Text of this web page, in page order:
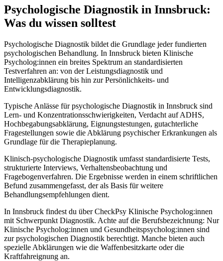
Psychologische Diagnostik in Innsbruck:
Was du wissen solltest
Psychologische Diagnostik bildet die Grundlage jeder fundierten
psychologischen Behandlung. In Innsbruck bieten Klinische
Psycholog:innen ein breites Spektrum an standardisierten
Testverfahren an: von der Leistungsdiagnostik und
Intelligenzabklärung bis hin zur Persönlichkeits- und
Entwicklungsdiagnostik.
Typische Anlässe für psychologische Diagnostik in Innsbruck sind
Lern- und Konzentrationsschwierigkeiten, Verdacht auf ADHS,
Hochbegabungsabklärung, Eignungstestungen, gutachterliche
Fragestellungen sowie die Abklärung psychischer Erkrankungen als
Grundlage für die Therapieplanung.
Klinisch-psychologische Diagnostik umfasst standardisierte Tests,
strukturierte Interviews, Verhaltensbeobachtung und
Fragebogenverfahren. Die Ergebnisse werden in einem schriftlichen
Befund zusammengefasst, der als Basis für weitere
Behandlungsempfehlungen dient.
In Innsbruck findest du über CheckPsy Klinische Psycholog:innen
mit Schwerpunkt Diagnostik. Achte auf die Berufsbezeichnung: Nur
Klinische Psycholog:innen und Gesundheitspsycholog:innen sind
zur psychologischen Diagnostik berechtigt. Manche bieten auch
spezielle Abklärungen wie die Waffenbesitzkarte oder die
Kraftfahreignung an.